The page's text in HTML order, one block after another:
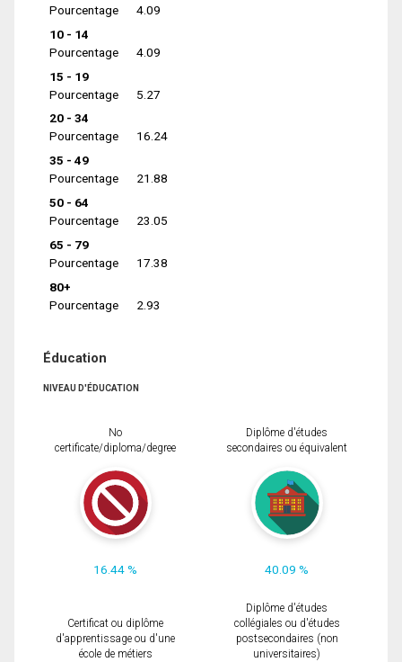
Pourcentage
4.09
10 - 14
Pourcentage
4.09
15 - 19
Pourcentage
5.27
20 - 34
Pourcentage
16.24
35 - 49
Pourcentage
21.88
50 - 64
Pourcentage
23.05
65 - 79
Pourcentage
17.38
80+
Pourcentage
2.93
Éducation
NIVEAU D'ÉDUCATION
No
certificate/diploma/degree
16.44 %
Diplôme d'études
secondaires ou équivalent
40.09 %
Certificat ou diplôme
d'apprentissage ou d'une
école de métiers
Diplôme d'études
collégiales ou d'études
postsecondaires (non
universitaires)